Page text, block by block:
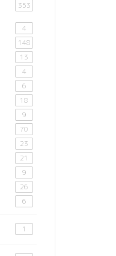
353
4
148
13
4
6
18
9
70
23
21
9
26
6
1